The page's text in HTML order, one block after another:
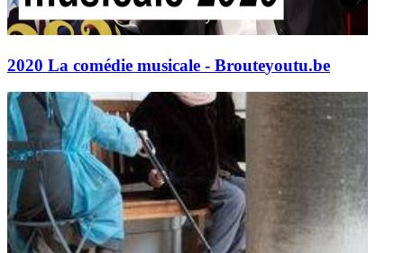
2020 La comédie musicale - Brouteyoutu.be